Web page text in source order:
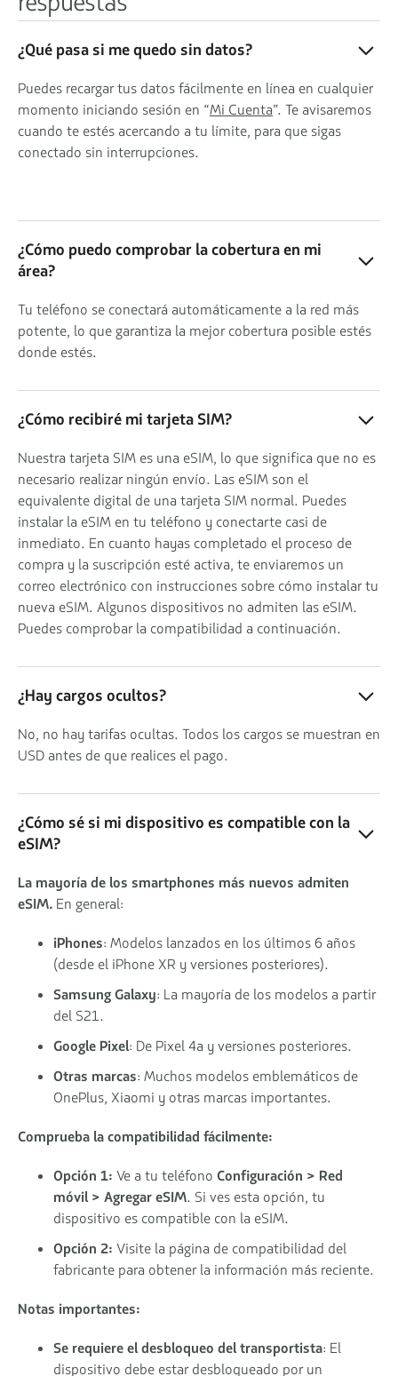
¿Qué pasa si me quedo sin datos?
Puedes recargar tus datos fácilmente en línea en cualquier
momento iniciando sesión en “Mi Cuenta”. Te avisaremos
cuando te estés acercando a tu límite, para que sigas
conectado sin interrupciones.
¿Cómo puedo comprobar la cobertura en mi
área?
Tu teléfono se conectará automáticamente a la red más
potente, lo que garantiza la mejor cobertura posible estés
donde estés.
¿Cómo recibiré mi tarjeta SIM?
Nuestra tarjeta SIM es una eSIM, lo que significa que no es
necesario realizar ningún envío. Las eSIM son el
equivalente digital de una tarjeta SIM normal. Puedes
instalar la eSIM en tu teléfono y conectarte casi de
inmediato. En cuanto hayas completado el proceso de
compra y la suscripción esté activa, te enviaremos un
correo electrónico con instrucciones sobre cómo instalar tu
nueva eSIM. Algunos dispositivos no admiten las eSIM.
Puedes comprobar la compatibilidad a continuación.
¿Hay cargos ocultos?
No, no hay tarifas ocultas. Todos los cargos se muestran en
USD antes de que realices el pago.
¿Cómo sé si mi dispositivo es compatible con la
eSIM?
La mayoría de los smartphones más nuevos admiten
eSIM. En general:
iPhones: Modelos lanzados en los últimos 6 años
(desde el iPhone XR y versiones posteriores).
Samsung Galaxy: La mayoría de los modelos a partir
del S21.
Google Pixel: De Pixel 4a y versiones posteriores.
Otras marcas: Muchos modelos emblemáticos de
OnePlus, Xiaomi y otras marcas importantes.
Comprueba la compatibilidad fácilmente:
Opción 1: Ve a tu teléfono Configuración > Red
móvil > Agregar eSIM. Si ves esta opción, tu
dispositivo es compatible con la eSIM.
Opción 2: Visite la página de compatibilidad del
fabricante para obtener la información más reciente.
Notas importantes:
Se requiere el desbloqueo del transportista: El
dispositivo debe estar desbloqueado por un